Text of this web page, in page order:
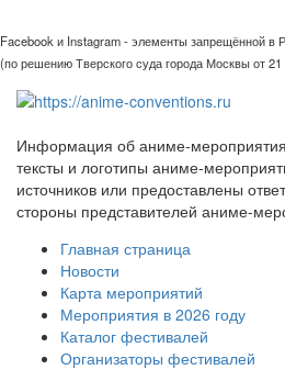
Facebook и Instagram - элементы запрещённой в
(по решению Тверского суда города Москвы от 21
Информация об аниме-
тексты и логотипы аниме-
источников или предоставлены
стороны представителей аниме-
Главная страница
Новости
Карта мероприятий
Мероприятия в 2026 году
Каталог фестивалей
Организаторы фестивалей